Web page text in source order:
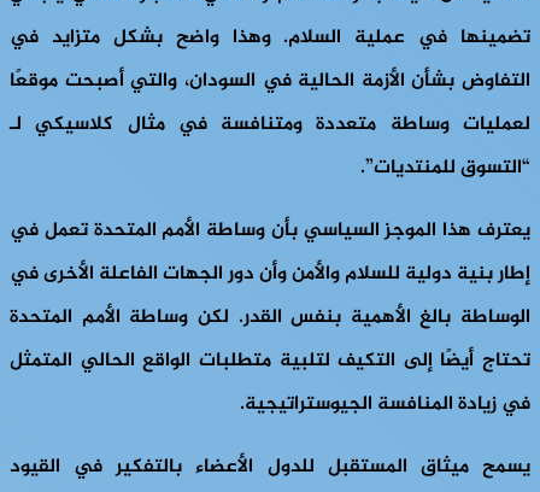
تضمينها في عملية السلام. وهذا واضح بشكل متزايد في
التفاوض بشأن الأزمة الحالية في السودان، والتي أصبحت موقعًا
لعمليات وساطة متعددة ومتنافسة في مثال كلاسيكي لـ
“التسوق للمنتديات”.
يعترف هذا الموجز السياسي بأن وساطة الأمم المتحدة تعمل في
إطار بنية دولية للسلام والأمن وأن دور الجهات الفاعلة الأخرى في
الوساطة بالغ الأهمية بنفس القدر. لكن وساطة الأمم المتحدة
تحتاج أيضًا إلى التكيف لتلبية متطلبات الواقع الحالي المتمثل
في زيادة المنافسة الجيوستراتيجية.
يسمح ميثاق المستقبل للدول الأعضاء بالتفكير في القيود